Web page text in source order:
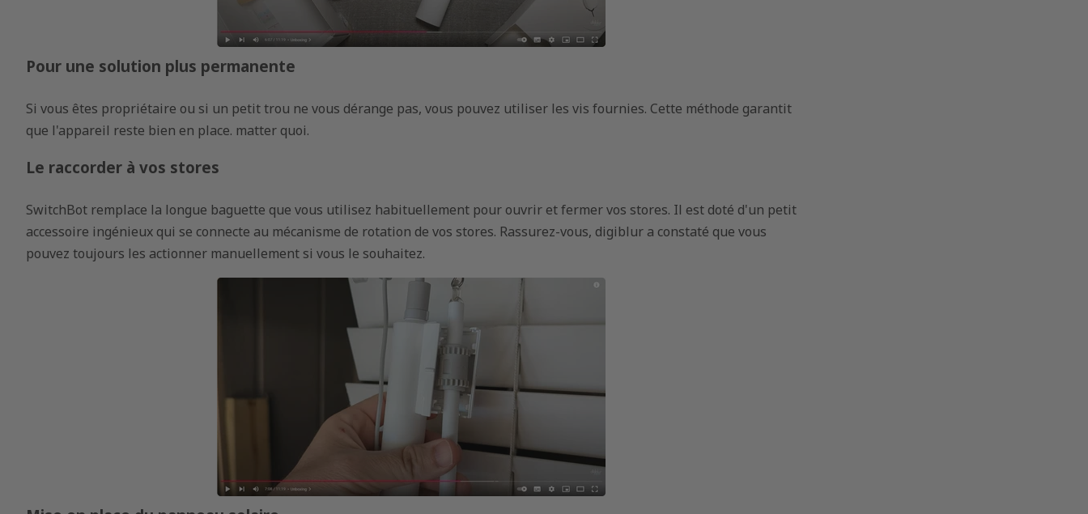
Pour une solution plus permanente
Si vous êtes propriétaire ou si un petit trou ne vous dérange pas, vous pouvez utiliser les vis fournies. Cette méthode garantit
que l'appareil reste bien en place. matter quoi.
Le raccorder à vos stores
SwitchBot remplace la longue baguette que vous utilisez habituellement pour ouvrir et fermer vos stores. Il est doté d'un petit
accessoire ingénieux qui se connecte au mécanisme de rotation de vos stores. Rassurez-vous, digiblur a constaté que vous
pouvez toujours les actionner manuellement si vous le souhaitez.